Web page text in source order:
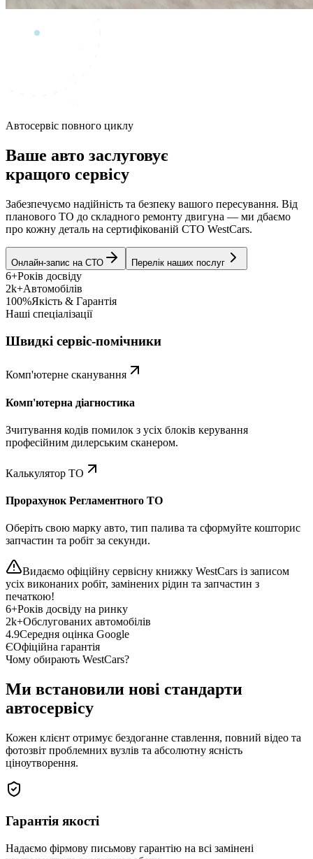
Автосервіс повного циклу
Ваше авто заслуговує
кращого сервісу
Забезпечуємо надійність та безпеку вашого пересування. Від
планового ТО до складного ремонту двигуна — ми дбаємо
про кожну деталь на сертифікованій СТО WestCars.
Онлайн-запис на СТО Перелік наших послуг
6+Років досвіду
2k+Автомобілів
100%Якість & Гарантія
Наші спеціалізації
Швидкі сервіс-помічники
Комп'ютерне сканування
Комп'ютерна діагностика
Зчитування кодів помилок з усіх блоків керування
професійним дилерським сканером.
Калькулятор ТО
Прорахунок Регламентного ТО
Оберіть свою марку авто, тип палива та сформуйте кошторис
запчастин та робіт за секунди.
Видаємо офіційну сервісну книжку WestCars із записом
усіх виконаних робіт, замінених рідин та запчастин з
печаткою!
6+Років досвіду на ринку
2k+Обслугованих автомобілів
4.9Середня оцінка Google
ЄОфіційна гарантія
Чому обирають WestCars?
Ми встановили нові стандарти
автосервісу
Кожен клієнт отримує бездоганне ставлення, повний відео та
фотозвіт проблемних вузлів та абсолютну ясність
ціноутворення.
Гарантія якості
Надаємо фірмову письмову гарантію на всі замінені